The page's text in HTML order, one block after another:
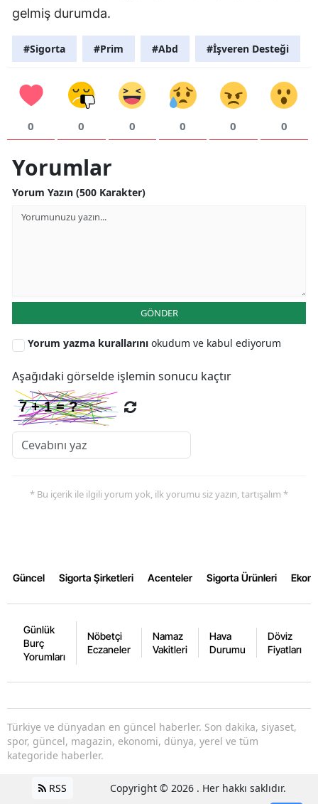
Trabzon
Şanlıurfa
Kırıkkale
Kilis
Osmaniye
Düzce
gelmiş durumda.
#Sigorta #Prim #Abd #İşveren Desteği
0 0 0 0 0 0
Yorumlar
Yorum Yazın (500 Karakter)
GÖNDER
Yorum yazma kurallarını okudum ve kabul ediyorum
Aşağıdaki görselde işlemin sonucu kaçtır
* Bu içerik ile ilgili yorum yok, ilk yorumu siz yazın, tartışalım *
Güncel Sigorta Şirketleri Acenteler Sigorta Ürünleri
Günlük
Burç
Yorumları
Nöbetçi
Eczaneler
Namaz
Vakitleri
Hava
Durumu
Döviz
Fiyatları
Türkiye ve dünyadan en güncel haberler. Son dakika, siyaset,
spor, güncel, magazin, ekonomi, dünya, yerel ve tüm
kategoride haberler.
RSS Copyright © 2026 . Her hakkı saklıdır.